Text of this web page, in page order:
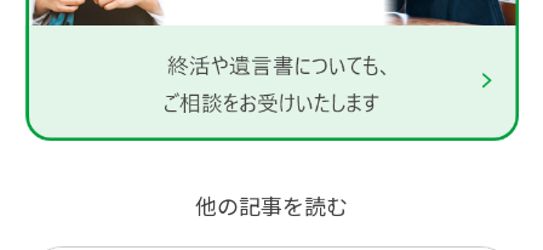
他の記事を読む